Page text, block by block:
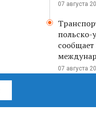
07 августа
польско-
07 августа